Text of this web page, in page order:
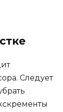
Следует